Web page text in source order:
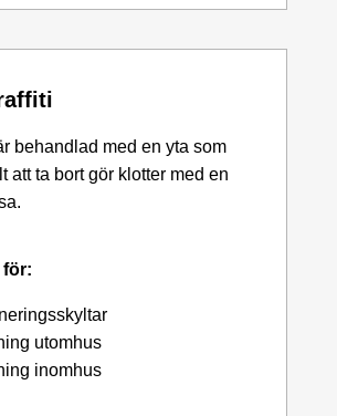
behandlad med en yta som
att ta bort gör klotter med en
för:
utomhus
inomhus